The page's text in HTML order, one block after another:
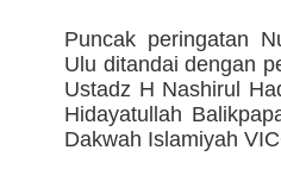
Puncak peringatan
Ulu ditandai dengan
Ustadz H Nashirul
Hidayatullah
Dakwah Islamiyah